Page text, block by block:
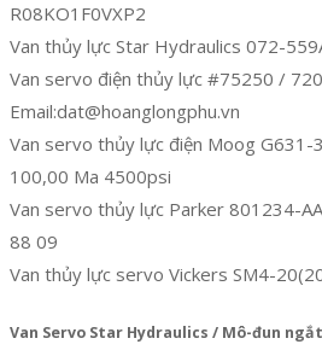
R08KO1F0VXP2
Van thủy lực Star Hydraulics 072-
Van servo điện thủy lực #75250 /
Email:dat@hoanglongphu.vn
Van servo thủy lực điện Moog G631-
100,00 Ma 4500psi
Van servo thủy lực Parker 801234-
88 09
Van thủy lực servo Vickers SM4-
Van Servo Star Hydraulics / Mô-đun